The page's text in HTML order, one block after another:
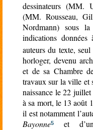
dessinateurs (MM.
(MM. Rousseau,
Nordmann) sous
indications
auteurs du texte,
horloger, devenu
et de sa Chambre
travaux sur la ville et
naissance le 22
à sa mort, le 13 août
il est notamment
Bayonne5 et